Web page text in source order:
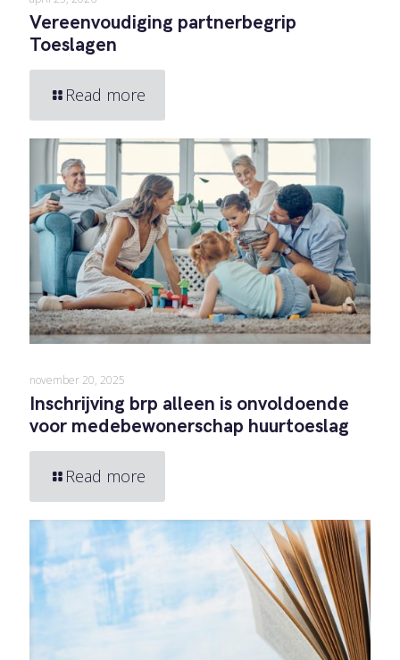
Vereenvoudiging partnerbegrip
Toeslagen
Read more
november 20, 2025
Inschrijving brp alleen is onvoldoende
voor medebewonerschap huurtoeslag
Read more